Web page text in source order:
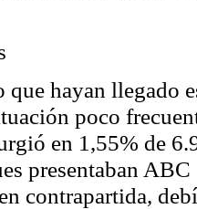
que hayan llegado
poco
en 1,55% de
presentaban
contrapartida,